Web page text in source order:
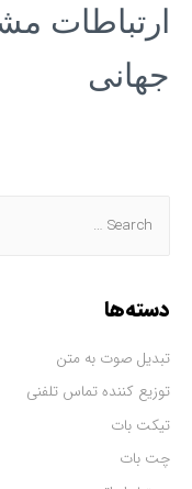
دسته‌ها
تبدیل صوت به متن
توزیع کننده تماس تلفنی
تیکت بات
چت بات
ارتباطات
جهانی